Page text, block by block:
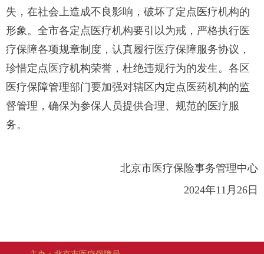
失，在社会上造成不良影响，破坏了定点医疗机构的
形象。全市各定点医疗机构要引以为戒，严格执行医
疗保障各项规章制度，认真履行医疗保障服务协议，
珍惜定点医疗机构荣誉，杜绝违规行为的发生。各区
医疗保障管理部门要加强对辖区内定点医药机构的监
督管理，确保为参保人员提供合理、规范的医疗服
务。
北京市医疗保险事务管理中心
2024年11月26日